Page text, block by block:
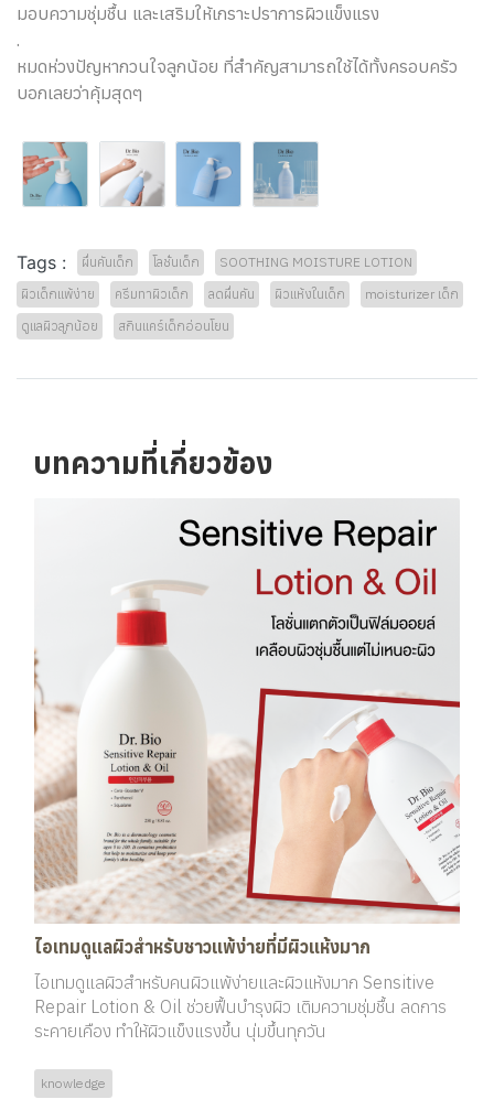
มอบความชุ่มชื้น และเสริมให้เกราะปราการผิวแข็งแรง
.
หมดห่วงปัญหากวนใจลูกน้อย ที่สำคัญสามารถใช้ได้ทั้งครอบครัว
บอกเลยว่าคุ้มสุดๆ
Tags : ผื่นคันเด็ก โลชั่นเด็ก
SOOTHING MOISTURE LOTION
ผิวเด็กแพ้ง่าย
ครีมทาผิวเด็ก ลดผื่นคัน ผิวแห้งในเด็ก
moisturizer เด็ก
ดูแลผิวลูกน้อย
สกินแคร์เด็กอ่อนโยน
บทความที่เกี่ยวข้อง
ไอเทมดูแลผิวสำหรับชาวแพ้ง่ายที่มีผิวแห้งมาก
ไอเทมดูแลผิวสำหรับคนผิวแพ้ง่ายและผิวแห้งมาก Sensitive
Repair Lotion & Oil ช่วยฟื้นบำรุงผิว เติมความชุ่มชื้น ลดการ
ระคายเคือง ทำให้ผิวแข็งแรงขึ้น นุ่มขึ้นทุกวัน
knowledge